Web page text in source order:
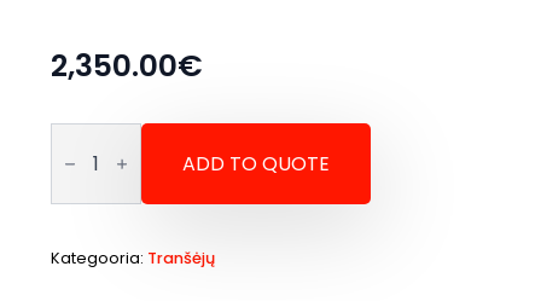
2,350.00€
Tranšėjų
Kogus
ADD TO QUOTE
Kategooria: Tranšėjų